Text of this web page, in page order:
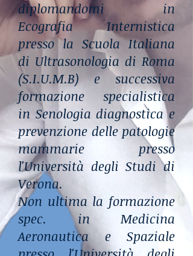
diplomandomi in
Ecografia Internistica
presso la Scuola Italiana
di Ultrasonologia di Roma
(S.I.U.M.B) e successiva
formazione specialistica
in Senologia diagnostica e
prevenzione delle patologie
mammarie presso
l'Università degli Studi di
Verona.
Non ultima la formazione
spec. in Medicina
Aeronautica e Spaziale